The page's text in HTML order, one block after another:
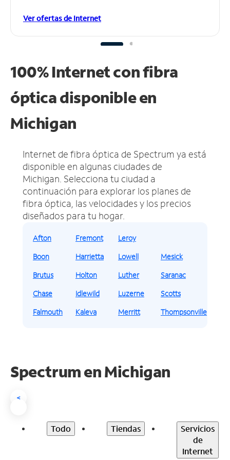
Ver ofertas de Internet
100% Internet con fibra
óptica disponible en
Michigan
Internet de fibra óptica de Spectrum ya está
disponible en algunas ciudades de
Michigan. Selecciona tu ciudad a
continuación para explorar los planes de
fibra óptica, las velocidades y los precios
diseñados para tu hogar.
Afton
Boon
Brutus
Chase
Falmouth
Fremont
Harrietta
Holton
Idlewild
Kaleva
Leroy
Lowell
Luther
Luzerne
Merritt
Mesick
Saranac
Scotts
Thompsonville
Spectrum enMichigan
<
Todo Tiendas
Servicios
de
Internet